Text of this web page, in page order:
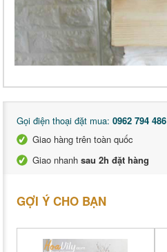
Gọi điện thoại đặt mua: 0962 794 486
Giao hàng trên toàn quốc
Giao nhanh sau 2h đặt hàng
GỢI Ý CHO BẠN